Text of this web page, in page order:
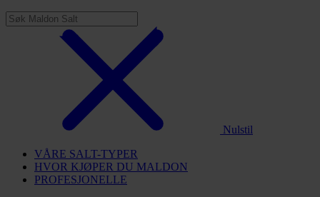
Nulstil
VÅRE SALT-TYPER
HVOR KJØPER DU MALDON
PROFESJONELLE